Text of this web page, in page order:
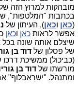
מובהקות למרוץ הזה
בכתבות "המלטפות",
(כאן וכאן), העיתון של
אפשר לראות כאן וכאן
שיצלם אותה שונה בכל
של פסלון של דוד בן
(כביכול) ממשיכת דרכו
מורשתו של דוד בן
ומתנהל. "ישראבלוף"